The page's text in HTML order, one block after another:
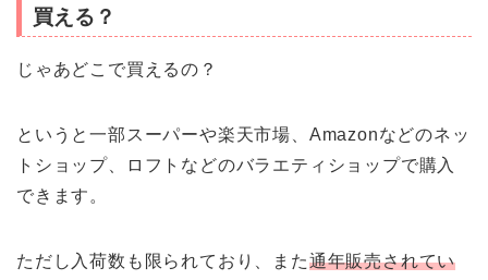
買える？
じゃあどこで買えるの？
というと一部スーパーや楽天市場、Amazonなどのネッ
トショップ、ロフトなどのバラエティショップで購入
できます。
ただし入荷数も限られており、また通年販売されてい